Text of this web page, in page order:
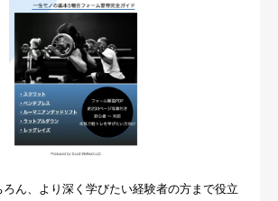
ん、より深く学びたい経験者の方まで役立
約